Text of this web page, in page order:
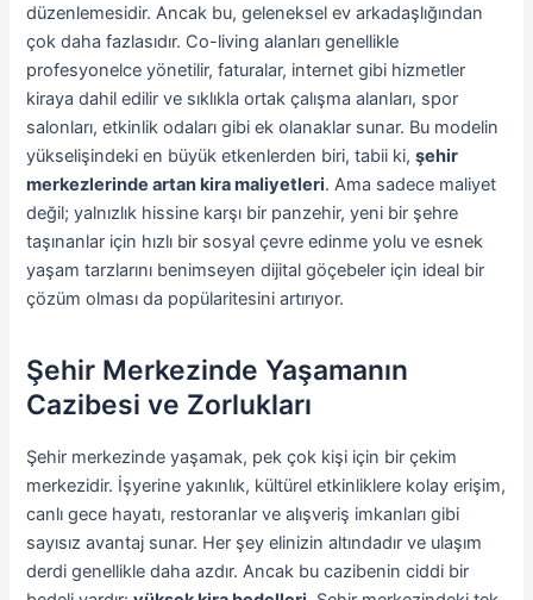
düzenlemesidir. Ancak bu, geleneksel ev arkadaşlığından
çok daha fazlasıdır. Co-living alanları genellikle
profesyonelce yönetilir, faturalar, internet gibi hizmetler
kiraya dahil edilir ve sıklıkla ortak çalışma alanları, spor
salonları, etkinlik odaları gibi ek olanaklar sunar. Bu modelin
yükselişindeki en büyük etkenlerden biri, tabii ki,şehir
merkezlerinde artan kira maliyetleri. Ama sadece maliyet
değil; yalnızlık hissine karşı bir panzehir, yeni bir şehre
taşınanlar için hızlı bir sosyal çevre edinme yolu ve esnek
yaşam tarzlarını benimseyen dijital göçebeler için ideal bir
çözüm olması da popülaritesini artırıyor.
Şehir Merkezinde Yaşamanın
Cazibesi ve Zorlukları
Şehir merkezinde yaşamak, pek çok kişi için bir çekim
merkezidir. İşyerine yakınlık, kültürel etkinliklere kolay erişim,
canlı gece hayatı, restoranlar ve alışveriş imkanları gibi
sayısız avantaj sunar. Her şey elinizin altındadır ve ulaşım
derdi genellikle daha azdır. Ancak bu cazibenin ciddi bir